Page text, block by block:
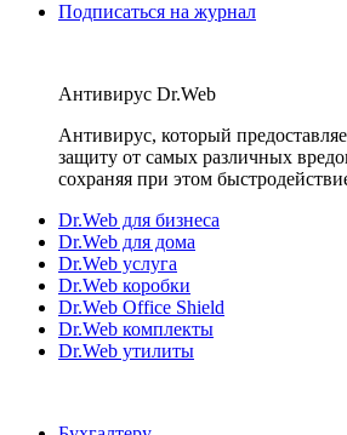
Подписаться на журнал
Антивирус Dr.Web
Антивирус, который
защиту от самых различных
сохраняя при этом
Dr.Web для бизнеса
Dr.Web для дома
Dr.Web услуга
Dr.Web коробки
Dr.Web Office Shield
Dr.Web комплекты
Dr.Web утилиты